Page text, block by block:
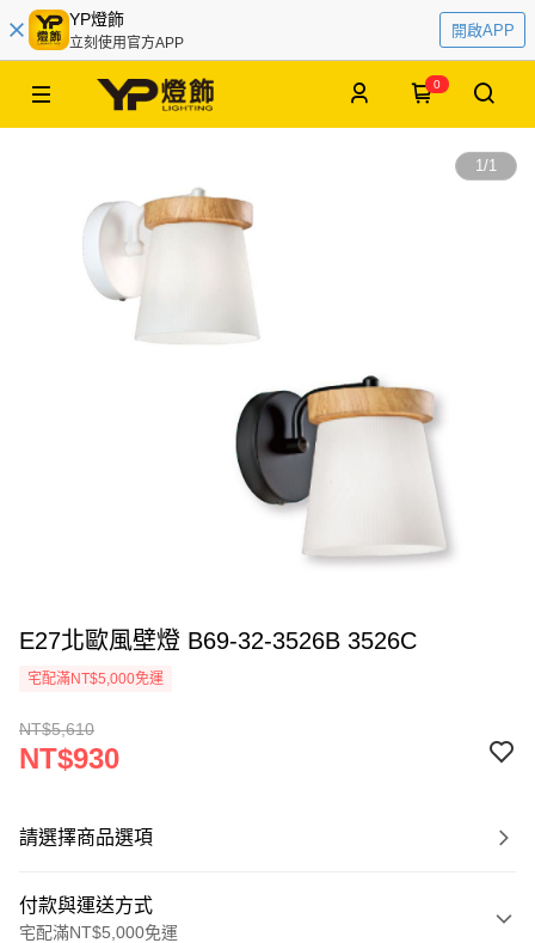
YP燈飾
立刻使用官方APP
開啟APP
0
1/1
E27北歐風壁燈 B69-32-3526B 3526C
宅配滿NT$5,000免運
NT$5,610
NT$930
請選擇商品選項
付款與運送方式
宅配滿NT$5,000免運